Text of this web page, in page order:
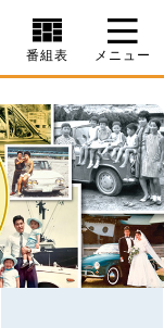
番組表 メニュー